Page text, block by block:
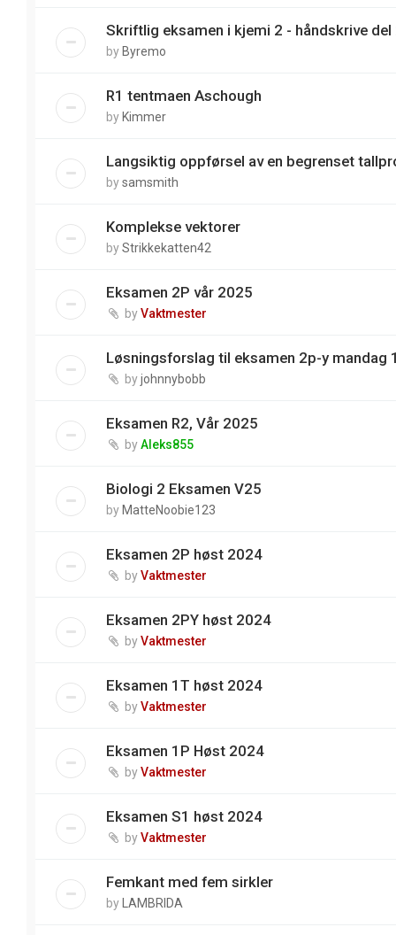
Skriftlig eksamen i kjemi 2 - håndskrive del
by Byremo
R1 tentmaen Aschough
by Kimmer
Langsiktig oppførsel av en begrenset
bysamsmith
Komplekse vektorer
byStrikkekatten42
Eksamen 2P vår 2025
byVaktmester
Løsningsforslag til eksamen 2p-y mandag
byjohnnybobb
Eksamen R2, Vår 2025
byAleks855
Biologi 2 Eksamen V25
by MatteNoobie123
Eksamen 2P høst 2024
byVaktmester
Eksamen 2PY høst 2024
byVaktmester
Eksamen 1T høst 2024
byVaktmester
Eksamen 1P Høst 2024
byVaktmester
Eksamen S1 høst 2024
byVaktmester
Femkant med fem sirkler
by LAMBRIDA